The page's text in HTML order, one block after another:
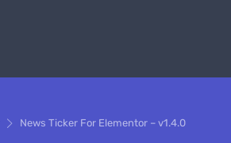
News Ticker For Elementor – v1.4.0